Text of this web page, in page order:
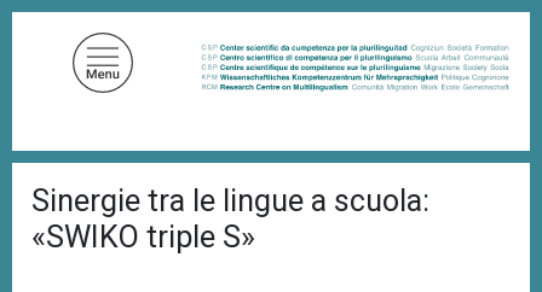
r
i
c
Sinergie tra le lingue a scuola:
«SWIKO triple S»